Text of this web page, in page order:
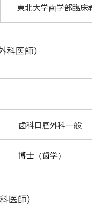
東北大学歯学部臨床
科医師）
歯科口腔外科一般
博士（歯学）
医師）